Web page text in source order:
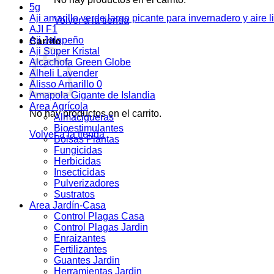
Volver a la tienda
Carrito
No hay productos en el carrito.
Volver a la tienda
5g
Aji amarillo verde largo picante para invernadero y aire
AJI F1
Aji Jalapeño
Aji Super Kristal
Alcachofa Green Globe
Alheli Lavender
Alisso Amarillo 0
Amapola Gigante de Islandia
Area Agrícola
Almacigueras
Bioestimulantes
Bolsas Plantas
Fungicidas
Herbicidas
Insecticidas
Pulverizadores
Sustratos
Area Jardín-Casa
Control Plagas Casa
Control Plagas Jardin
Enraizantes
Fertilizantes
Guantes Jardin
Herramientas Jardin